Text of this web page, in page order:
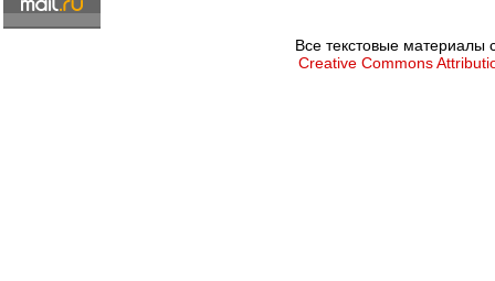
Все текстовые материалы
Creative Commons